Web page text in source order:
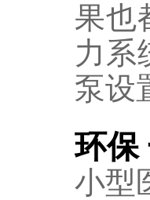
果也
力系
泵设
环保
小型